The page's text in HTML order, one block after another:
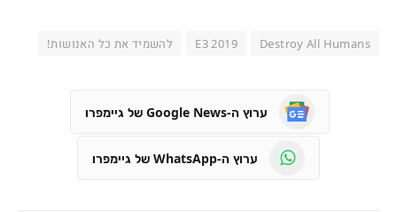
Destroy All Humans
E3 2019 להשמיד את כל האנושות!
ערוץ ה-Google News של גיימפרו
ערוץ ה-WhatsApp של גיימפרו